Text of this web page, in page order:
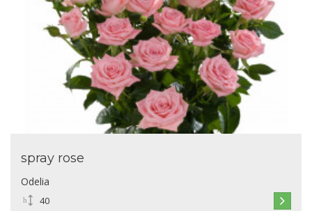
spray rose
Odelia
40